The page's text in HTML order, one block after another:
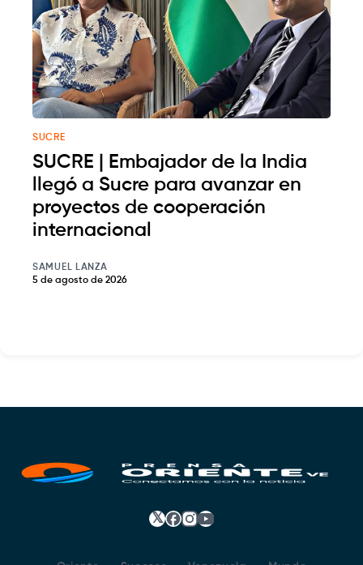
SUCRE
SUCRE | Embajador de la India
llegó a Sucre para avanzar en
proyectos de cooperación
internacional
SAMUEL LANZA
5 de agosto de 2026
𝕏 Facebook
Instagram
YouTube